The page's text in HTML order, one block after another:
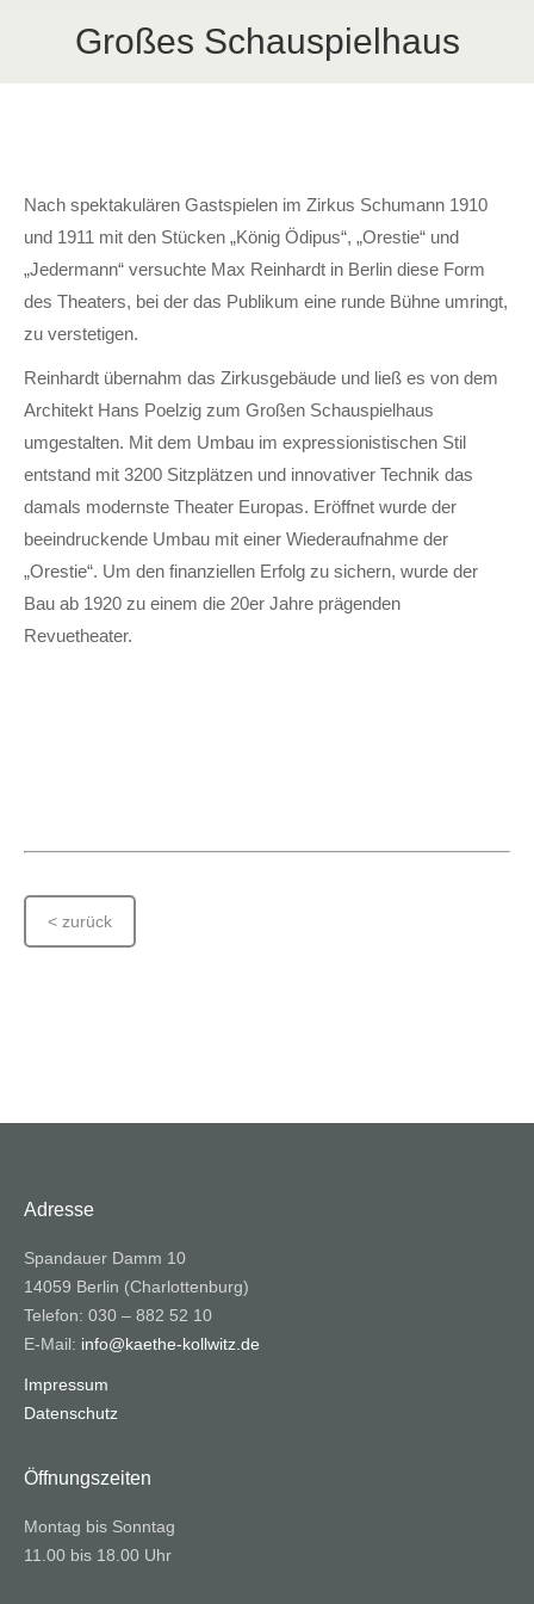
Großes Schauspielhaus
Nach spektakulären Gastspielen im Zirkus Schumann 1910
und 1911 mit den Stücken „König Ödipus“, „Orestie“ und
„Jedermann“ versuchte Max Reinhardt in Berlin diese Form
des Theaters, bei der das Publikum eine runde Bühne umringt,
zu verstetigen.
Reinhardt übernahm das Zirkusgebäude und ließ es von dem
Architekt Hans Poelzig zum Großen Schauspielhaus
umgestalten. Mit dem Umbau im expressionistischen Stil
entstand mit 3200 Sitzplätzen und innovativer Technik das
damals modernste Theater Europas. Eröffnet wurde der
beeindruckende Umbau mit einer Wiederaufnahme der
„Orestie“. Um den finanziellen Erfolg zu sichern, wurde der
Bau ab 1920 zu einem die 20er Jahre prägenden
Revuetheater.
< zurück
Adresse
Spandauer Damm 10
14059 Berlin (Charlottenburg)
Telefon: 030 – 882 52 10
E-Mail: info@kaethe-kollwitz.de
Impressum
Datenschutz
Öffnungszeiten
Montag bis Sonntag
11.00 bis 18.00 Uhr